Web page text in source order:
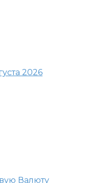
2026
Валюту